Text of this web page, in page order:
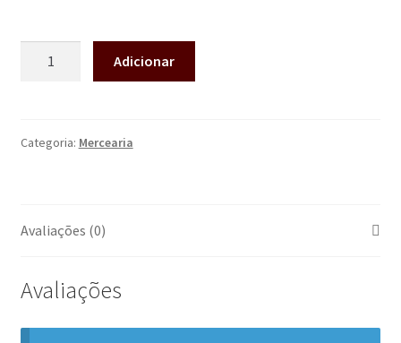
Adicionar
Categoria: Mercearia
Avaliações (0)
Avaliações